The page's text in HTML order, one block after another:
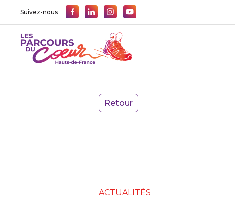
Suivez-nous
Retour
ACTUALITÉS